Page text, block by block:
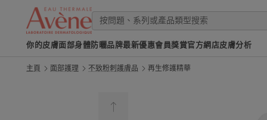
你的皮膚面部身體防曬品牌最新優惠會員獎賞官方網店皮膚分析
主頁 面部護理 不致粉刺護膚品 再生修護精華